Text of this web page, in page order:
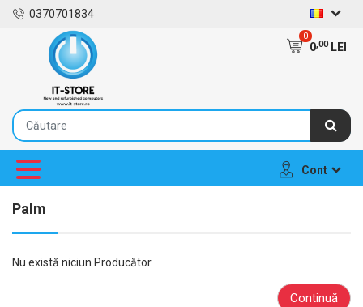
0370701834
0
0,00LEI
Cont
Palm
Nu există niciun Producător.
Continuă